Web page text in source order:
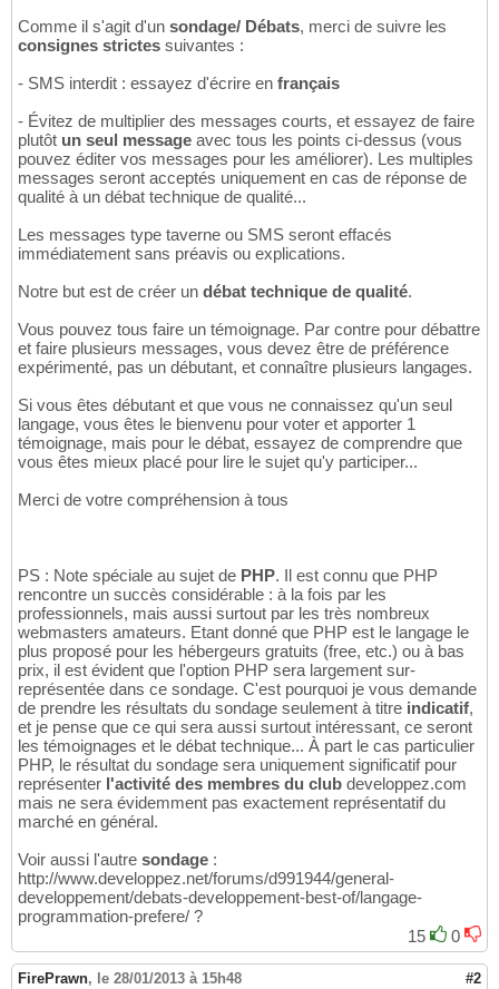
Comme il s'agit d'un sondage/ Débats, merci de suivre les
consignes strictes suivantes :
- SMS interdit : essayez d'écrire en français
- Évitez de multiplier des messages courts, et essayez de faire
plutôt un seul message avec tous les points ci-dessus (vous
pouvez éditer vos messages pour les améliorer). Les multiples
messages seront acceptés uniquement en cas de réponse de
qualité à un débat technique de qualité...
Les messages type taverne ou SMS seront effacés
immédiatement sans préavis ou explications.
Notre but est de créer un débat technique de qualité.
Vous pouvez tous faire un témoignage. Par contre pour débattre
et faire plusieurs messages, vous devez être de préférence
expérimenté, pas un débutant, et connaître plusieurs langages.
Si vous êtes débutant et que vous ne connaissez qu'un seul
langage, vous êtes le bienvenu pour voter et apporter 1
témoignage, mais pour le débat, essayez de comprendre que
vous êtes mieux placé pour lire le sujet qu'y participer...
Merci de votre compréhension à tous
PS : Note spéciale au sujet de PHP. Il est connu que PHP
rencontre un succès considérable : à la fois par les
professionnels, mais aussi surtout par les très nombreux
webmasters amateurs. Etant donné que PHP est le langage le
plus proposé pour les hébergeurs gratuits (free, etc.) ou à bas
prix, il est évident que l'option PHP sera largement sur-
représentée dans ce sondage. C'est pourquoi je vous demande
de prendre les résultats du sondage seulement à titre indicatif,
et je pense que ce qui sera aussi surtout intéressant, ce seront
les témoignages et le débat technique... À part le cas particulier
PHP, le résultat du sondage sera uniquement significatif pour
représenter l'activité des membres du club developpez.com
mais ne sera évidemment pas exactement représentatif du
marché en général.
Voir aussi l'autre sondage :
http://www.developpez.net/forums/d991944/general-
developpement/debats-developpement-best-of/langage-
programmation-prefere/ ?
15
0
FirePrawn, le 28/01/2013 à 15h48 #2